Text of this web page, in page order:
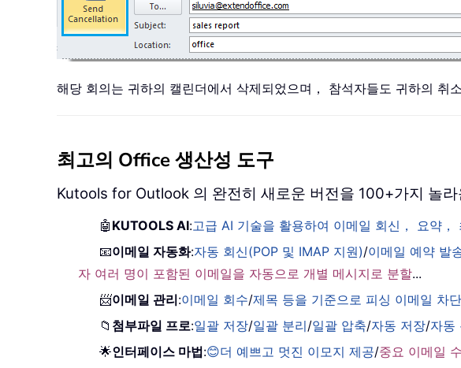
해당 회의는 귀하의 캘린더에서 삭제되었으며， 참석자들도 귀하의 취
최고의 Office 생산성 도구
Kutools for Outlook 의 완전히 새로운 버전을 100+가지 놀라
🤖 KUTOOLS AI:고급 AI 기술을 활용하여 이메일 회신， 요약
📧이메일 자동화:자동 회신(POP 및 IMAP 지원)/이메일 예약 발
자 여러 명이 포함된 이메일을 자동으로 개별 메시지로 분할...
📨이메일 관리:이메일 회수/제목 등을 기준으로 피싱 이메일 차단
📁 첨부파일 프로:일괄 저장/일괄 분리/일괄 압축/자동 저장/자동
🌟인터페이스 마법:😊더 예쁘고 멋진 이모지 제공/중요 이메일